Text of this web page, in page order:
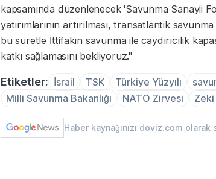
kapsamında düzenlenecek 'Savunma Sanayii
yatırımlarının artırılması, transatlantik
bu suretle İttifakın savunma ile caydırıcılık
katkı sağlamasını bekliyoruz."
Etiketler: İsrail TSK Türkiye Yüzyılı
Milli Savunma Bakanlığı
NATO Zirvesi
Haber kaynağınızı doviz.com olarak